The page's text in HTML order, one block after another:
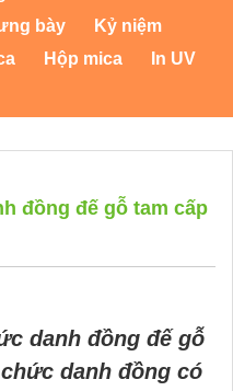
bày
Kỷ niệm
Hộp mica
In UV
đồng đế gỗ tam cấp
danh đồng đế gỗ
danh đồng có